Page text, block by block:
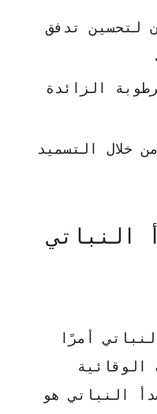
لتحسين تدفق
الزائدة
خلال التسميد
النباتي
أمرًا
الوقائية
النباتي هو